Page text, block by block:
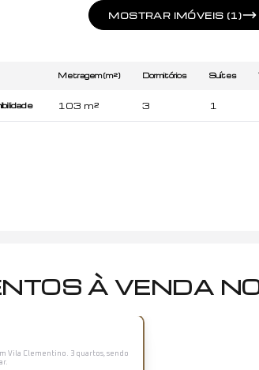
MOSTRAR IMÓVEIS (1)
Metragem (m²) Dormitórios Suítes
103 m² 3 1
À VENDA
Vila Clementino. 3 quartos, sendo